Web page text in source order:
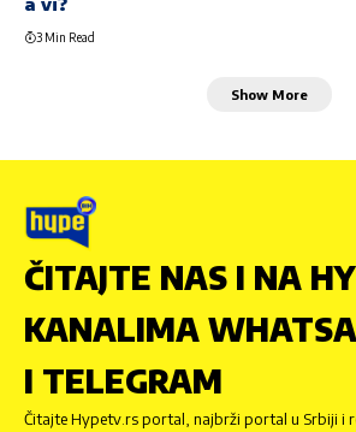
3 Min Read
Show More
ČITAJTE NAS I NA
KANALIMA
I TELEGRAM
Čitajte Hypetv.rs portal, najbrži portal u Srbiji i